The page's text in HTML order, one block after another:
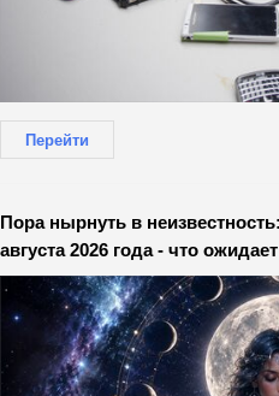
Перейти
Пора нырнуть в
августа 2026 года - что